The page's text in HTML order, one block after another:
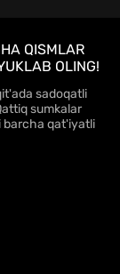
QISMLAR
OLING!
sadoqatli
sumkalar
barcha qat'iyatli